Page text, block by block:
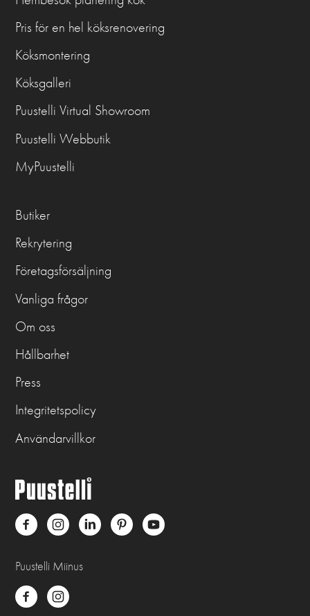
Pris för en hel köksrenovering
Köksmontering
Köksgalleri
Puustelli Virtual Showroom
Puustelli Webbutik
MyPuustelli
Butiker
Rekrytering
Företagsförsäljning
Vanliga frågor
Om oss
Hållbarhet
Press
Integritetspolicy
Användarvillkor
Puustelli Miinus